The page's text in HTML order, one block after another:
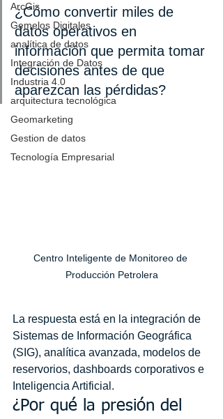
ArcGis
Gemelos Digitales
analítica de datos
Integración de Datos
Industria 4.0
arquitectura tecnológica
Geomarketing
Gestion de datos
Tecnología Empresarial
¿Cómo convertir miles de
datos operativos en
información que permita tomar
decisiones antes de que
aparezcan las pérdidas?
Centro Inteligente de Monitoreo de
Producción Petrolera
La respuesta está en la integración de
Sistemas de Información Geográfica
(SIG), analítica avanzada, modelos de
reservorios, dashboards corporativos e
Inteligencia Artificial.
¿Por qué la presión del